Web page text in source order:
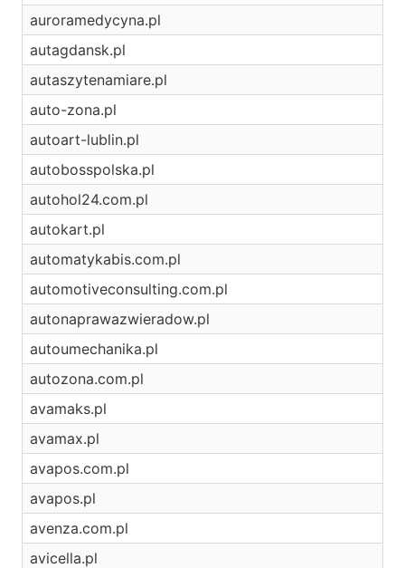
auroramedycyna.pl
autagdansk.pl
autaszytenamiare.pl
auto-zona.pl
autoart-lublin.pl
autobosspolska.pl
autohol24.com.pl
autokart.pl
automatykabis.com.pl
automotiveconsulting.com.pl
autonaprawazwieradow.pl
autoumechanika.pl
autozona.com.pl
avamaks.pl
avamax.pl
avapos.com.pl
avapos.pl
avenza.com.pl
avicella.pl